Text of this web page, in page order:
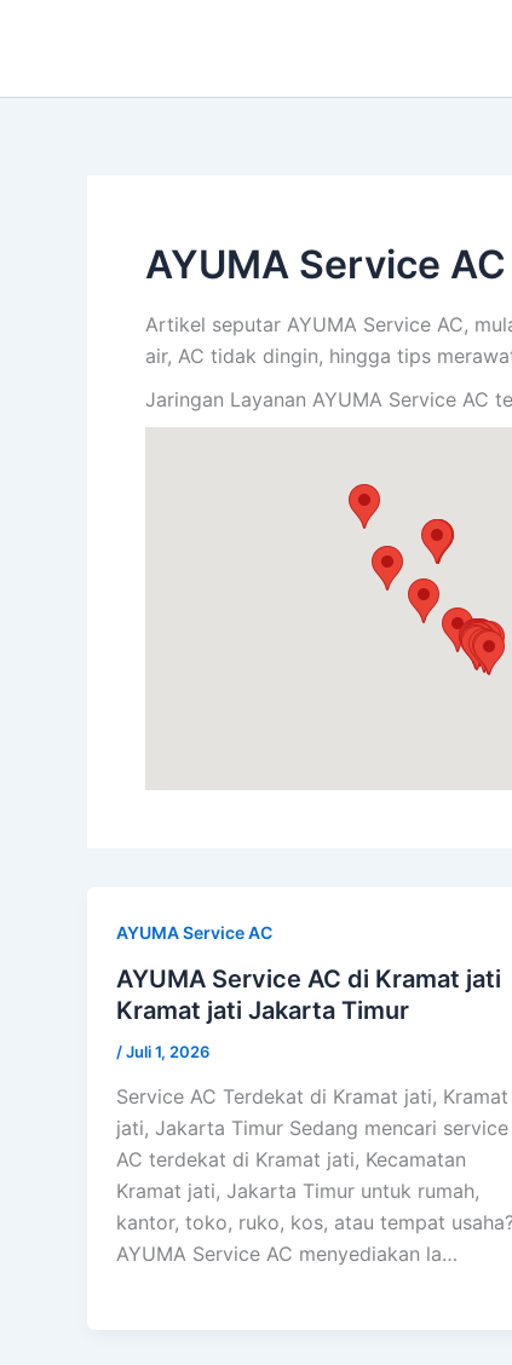
AYUMA Service AC
Artikel seputar AYUMA Service AC,
air, AC tidak dingin, hingga tips
Jaringan Layanan AYUMA Service AC
AYUMA Service AC
AYUMA Service AC di Kramat jati
Kramat jati Jakarta Timur
/Juli 1, 2026
Service AC Terdekat di Kramat jati, Kramat
jati, Jakarta Timur Sedang mencari service
AC terdekat di Kramat jati, Kecamatan
Kramat jati, Jakarta Timur untuk rumah,
kantor, toko, ruko, kos, atau tempat
AYUMA Service AC menyediakan la…